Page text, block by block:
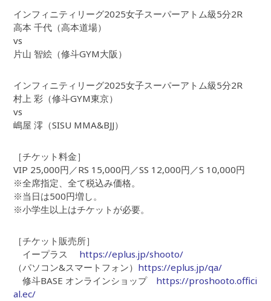
インフィニティリーグ2025女子スーパーアトム級5分2R
高本 千代（高本道場）
vs
片山 智絵（修斗GYM大阪）
インフィニティリーグ2025女子スーパーアトム級5分2R
村上 彩（修斗GYM東京）
vs
嶋屋 澪（SISU MMA&BJJ）
［チケット料金］
VIP 25,000円／RS 15,000円／SS 12,000円／S 10,000円
※全席指定、全て税込み価格。
※当日は500円増し。
※小学生以上はチケットが必要。
［チケット販売所］
イープラス https://eplus.jp/shooto/
（パソコン&スマートフォン） https://eplus.jp/qa/
修斗BASE オンラインショップ https://proshooto.offici
al.ec/